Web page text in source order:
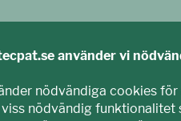
använder vi
nödvändiga cookies
nödvändig funktionalitet